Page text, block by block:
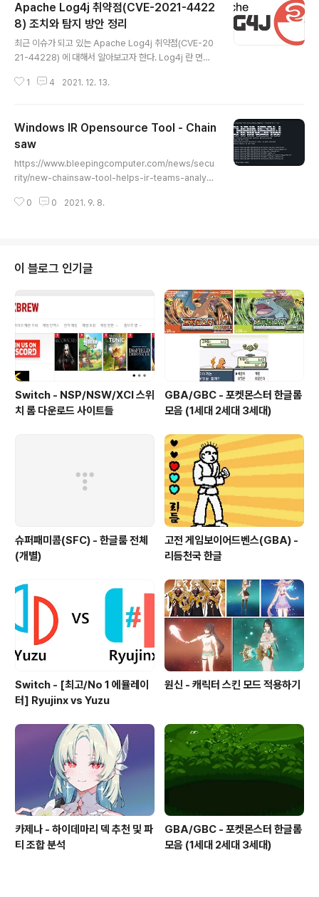
Apache Log4j 취약점(CVE-2021-4422
8) 조치와 탐지 방안 정리
최근 이슈가 되고 있는 Apache Log4j 취약점(CVE-20
21-44228) 에 대해서 알아보고자 한다. Log4j 란 먼저
에서 사용하는 로그 생성 모듈이다. 쉽게 말하면, Log를 생
과 같이 정부 공통 가이드가 있을 정도로 대부분의 Java
개발시 사용하는 기본 모듈과 같다. Log4j – Apache Lo
g4j 2 에서 자세한 이용 방법은 나와 있다. Log4j의 정의,
개념, 설정, 사용법 정리 (tistory.com) CVE-2021-44
228 취약점은 CVE-2021-44228 취약점은 원격 코드
실행이 가능한 취..
1 4 2021. 12. 13.
Windows IR Opensource Tool - Chain
saw
https://www.bleepingcomputer.com/news/secu
rity/new-chainsaw-tool-helps-ir-teams-analyz
ps IR teams analyze Windows event logs Incide
s. www.bleepingcomputer.com Windows 사고 분
석을 도와주는 오픈소스 도구가 최근 뉴스를 통해 알 수 있
었다. 자세히 살펴보지는 ..
0 0 2021. 9. 8.
이 블로그 인기글
Switch - NSP/NSW/XCI 스위
치 롬 다운로드 사이트들
GBA/GBC - 포켓몬스터 한글롬
모음 (1세대 2세대 3세대)
슈퍼패미콤(SFC) - 한글룸 전체
(개별)
고전 게임보이어드벤스(GBA) -
리듬천국 한글
Switch - [최고/No 1 에뮬레이
터] Ryujinx vs Yuzu
원신 - 캐릭터 스킨 모드 적용하기
카제나 - 하이데마리 덱 추천 및 파
티 조합 분석
GBA/GBC - 포켓몬스터 한글롬
모음 (1세대 2세대 3세대)